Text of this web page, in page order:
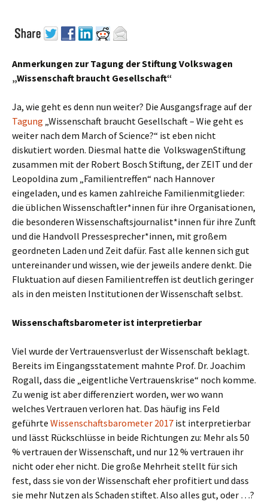
Anmerkungen zur Tagung der Stiftung Volkswagen
„Wissenschaft braucht Gesellschaft“
Ja, wie geht es denn nun weiter? Die Ausgangsfrage auf der
Tagung „Wissenschaft braucht Gesellschaft – Wie geht es
weiter nach dem March of Science?“ ist eben nicht
diskutiert worden. Diesmal hatte die VolkswagenStiftung
zusammen mit der Robert Bosch Stiftung, der ZEIT und der
Leopoldina zum „Familientreffen“ nach Hannover
eingeladen, und es kamen zahlreiche Familienmitglieder:
die üblichen Wissenschaftler*innen für ihre Organisationen,
die besonderen Wissenschaftsjournalist*innen für ihre Zunft
und die Handvoll Pressesprecher*innen, mit großem
geordneten Laden und Zeit dafür. Fast alle kennen sich gut
untereinander und wissen, wie der jeweils andere denkt. Die
Fluktuation auf diesen Familientreffen ist deutlich geringer
als in den meisten Institutionen der Wissenschaft selbst.
Wissenschaftsbarometer ist interpretierbar
Viel wurde der Vertrauensverlust der Wissenschaft beklagt.
Bereits im Eingangsstatement mahnte Prof. Dr. Joachim
Rogall, dass die „eigentliche Vertrauenskrise“ noch komme.
Zu wenig ist aber differenziert worden, wer wo wann
welches Vertrauen verloren hat. Das häufig ins Feld
geführte Wissenschaftsbarometer 2017 ist interpretierbar
und lässt Rückschlüsse in beide Richtungen zu: Mehr als 50
% vertrauen der Wissenschaft, und nur 12 % vertrauen ihr
nicht oder eher nicht. Die große Mehrheit stellt für sich
fest, dass sie von der Wissenschaft eher profitiert und dass
sie mehr Nutzen als Schaden stiftet. Also alles gut, oder …?